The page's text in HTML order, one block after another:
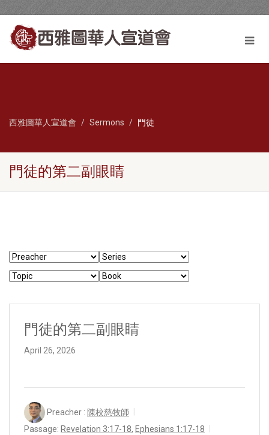
西雅圖華人宣道會 Sermons 門徒
門徒的第二副眼睛
門徒的第二副眼睛
April 26, 2026
Preacher : 陳校慈牧師
Passage: Revelation 3:17-18, Ephesians 1:17-18